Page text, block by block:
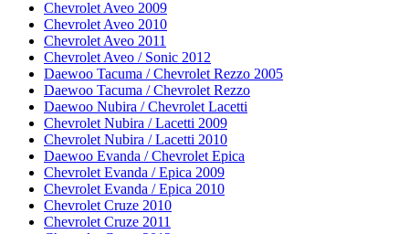
Chevrolet Aveo 2009
Chevrolet Aveo 2010
Chevrolet Aveo 2011
Chevrolet Aveo / Sonic 2012
Daewoo Tacuma / Chevrolet Rezzo 2005
Daewoo Tacuma / Chevrolet Rezzo
Daewoo Nubira / Chevrolet Lacetti
Chevrolet Nubira / Lacetti 2009
Chevrolet Nubira / Lacetti 2010
Daewoo Evanda / Chevrolet Epica
Chevrolet Evanda / Epica 2009
Chevrolet Evanda / Epica 2010
Chevrolet Cruze 2010
Chevrolet Cruze 2011